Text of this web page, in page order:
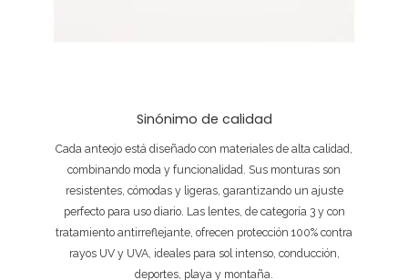
Sinónimo de calidad
Cada anteojo está diseñado con materiales de alta calidad,
combinando moda y funcionalidad. Sus monturas son
resistentes, cómodas y ligeras, garantizando un ajuste
perfecto para uso diario. Las lentes, de categoría 3 y con
tratamiento antirreflejante, ofrecen protección 100% contra
rayos UV y UVA, ideales para sol intenso, conducción,
deportes, playa y montaña.